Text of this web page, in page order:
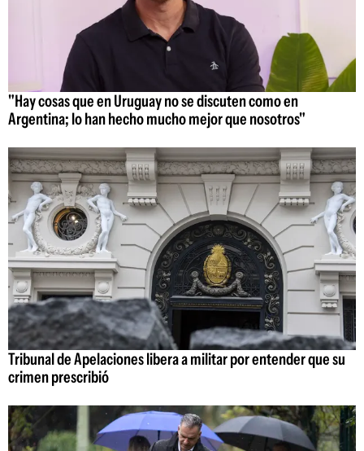
"Hay cosas que en Uruguay no se discuten como en
Argentina; lo han hecho mucho mejor que nosotros"
Tribunal de Apelaciones libera a militar por entender que su
crimen prescribió